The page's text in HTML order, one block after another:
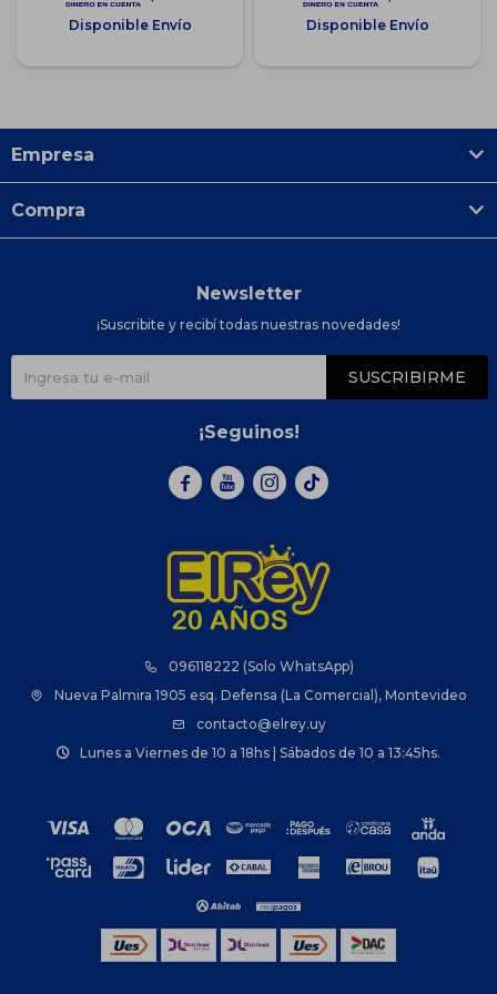
Disponible Envío Disponible Envío
096118222 (Solo WhatsApp)
Nueva Palmira 1905 esq. Defensa (La Comercial), Montevideo
contacto@elrey.uy
Lunes a Viernes de 10 a 18hs | Sábados de 10 a 13:45hs.
Empresa
Compra
Newsletter
¡Suscribite y recibí todas nuestras novedades!
SUSCRIBIRME
¡Seguinos!
  